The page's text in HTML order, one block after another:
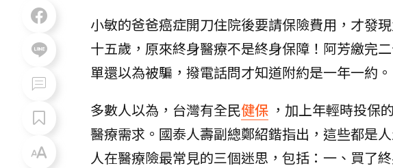
小敏的爸爸癌症開刀住院後要請保險費用，才發
十五歲，原來終身醫療不是終身保障！阿芳繳完
單還以為被騙，撥電話問才知道附約是一年一約。
多數人以為，台灣有全民健保 ，加上年輕時投保
醫療需求。國泰人壽副總鄭紹鍇指出，這些都是
人在醫療險最常見的三個迷思，包括：一、買了